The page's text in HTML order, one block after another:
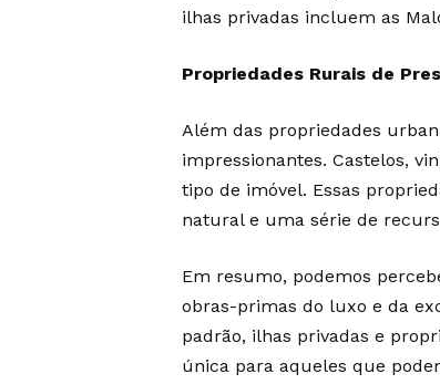
ilhas privadas incluem as
Propriedades Rurais de
Além das propriedades
impressionantes. Castelos,
tipo de imóvel. Essas
natural e uma série de
Em resumo, podemos
obras-primas do luxo e da
padrão, ilhas privadas e
única para aqueles que